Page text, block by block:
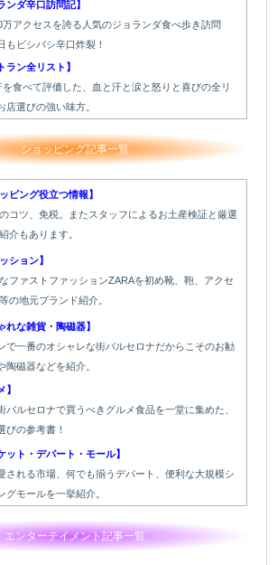
ンダ辛口訪問記】
万アクセスを誇る人気のジョランダ食べ歩き訪問
もビシバシ辛口炸裂！
ラン全リスト】
を食べて評価した、血と汗と涙と怒りと喜びの全リ
店選びの強い味方。
ショッピング記事一覧
ッピング役立つ情報】
コツ、免税。またスタッフによるお土産検証と厳選
介もあります。
ション】
ファストファッションZARAを初め靴、鞄、アクセ
の地元ブランド紹介。
れな雑貨・陶磁器】
で一番のオシャレな街バルセロナだからこそのお勧
陶磁器などを紹介。
】
バルセロナで買うべきグルメ食品を一堂に集めた、
びの参考書！
ット・デパート・モール】
される市場、何でも揃うデパート、便利な大規模シ
グモールを一挙紹介。
エンターテイメント記事一覧